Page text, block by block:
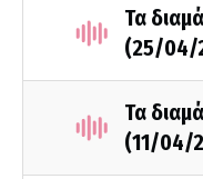
Τα
(25/04/
Τα
(11/04/